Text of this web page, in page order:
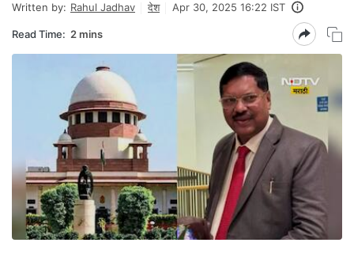
Written by: Rahul Jadhav देश Apr 30, 2025 16:22 IST
Read Time: 2 mins